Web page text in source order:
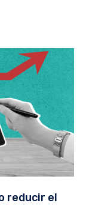
reducir el